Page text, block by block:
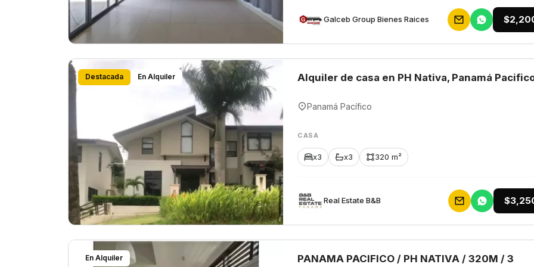
Galceb Group Bienes Raices
Destacada En Alquiler Alquiler de casa en PH Nativa, Panamá
Panamá Pacífico
CASA
x3 x3 320 m²
Rеаl Еstаtе В&В
En Alquiler
PANAMA PACIFICO / PH NATIVA / 320M / 3